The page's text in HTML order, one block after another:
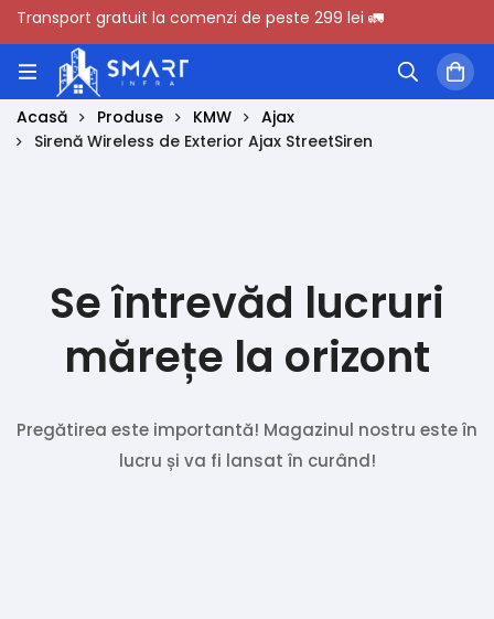
Transport gratuit la comenzi de peste 299 lei 🚛
Acasă Produse KMW
Ajax
Sirenă Wireless de Exterior Ajax StreetSiren
Se întrevăd lucruri
mărețe la orizont
Pregătirea este importantă! Magazinul nostru este în
lucru și va fi lansat în curând!